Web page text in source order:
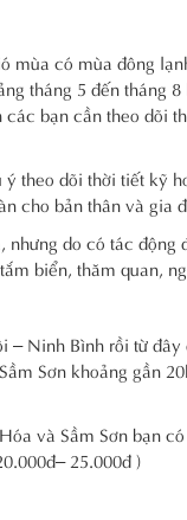
mùa có mùa đông
tháng 5 đến tháng
bạn cần theo dõi
theo dõi thời tiết kỹ
cho bản thân và gia
do có tác
biển, thăm quan,
Ninh Bình rồi từ
Sơn khoảng gần
và Sầm Sơn bạn
25.000đ )